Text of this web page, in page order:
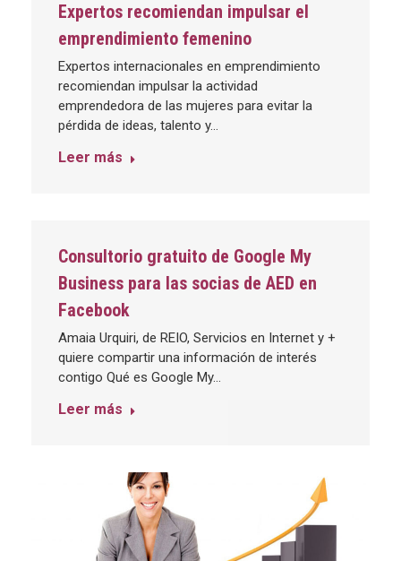
Expertos recomiendan impulsar el
emprendimiento femenino
Expertos internacionales en emprendimiento
recomiendan impulsar la actividad
emprendedora de las mujeres para evitar la
pérdida de ideas, talento y…
Leer más
Consultorio gratuito de Google My
Business para las socias de AED en
Facebook
Amaia Urquiri, de REIO, Servicios en Internet y +
quiere compartir una información de interés
contigo Qué es Google My…
Leer más